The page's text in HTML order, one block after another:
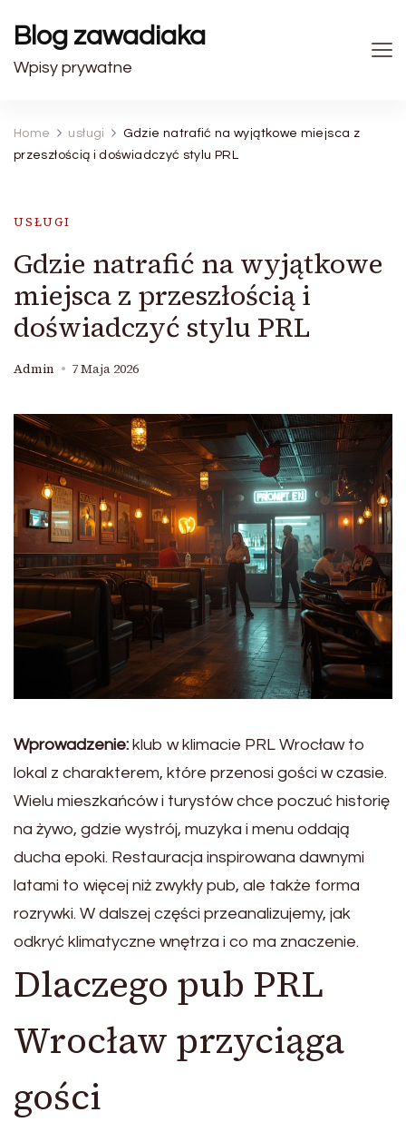
Blog zawadiaka
Wpisy prywatne
Home usługi
Gdzie natrafić na wyjątkowe miejsca z
przeszłością i doświadczyć stylu PRL
USŁUGI
Gdzie natrafić na wyjątkowe
miejsca z przeszłością i
doświadczyć stylu PRL
Admin 7 Maja 2026
Wprowadzenie: klub w klimacie PRL Wrocław to
lokal z charakterem, które przenosi gości w czasie.
Wielu mieszkańców i turystów chce poczuć historię
na żywo, gdzie wystrój, muzyka i menu oddają
ducha epoki. Restauracja inspirowana dawnymi
latami to więcej niż zwykły pub, ale także forma
rozrywki. W dalszej części przeanalizujemy, jak
odkryć klimatyczne wnętrza i co ma znaczenie.
Dlaczego pub PRL
Wrocław przyciąga
gości